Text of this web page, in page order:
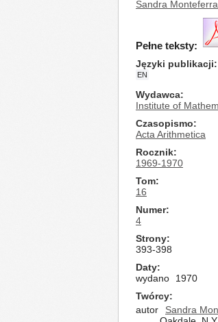
Sandra
Pełne teksty:
Języki publikacji
EN
Wydawca
Institute of
Czasopismo
Acta Arithmetica
Rocznik
1969-1970
Tom
16
Numer
4
Strony
393-398
Daty
wydano
1970
Twórcy
autor
Sandra